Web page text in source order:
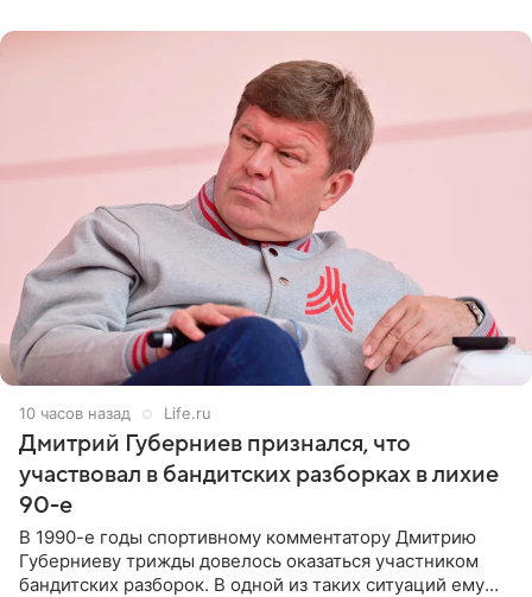
10 часов назад Life.ru
Дмитрий Губерниев признался, что
участвовал в бандитских разборках в лихие
90-е
В 1990-е годы спортивному комментатору Дмитрию
Губерниеву трижды довелось оказаться участником
бандитских разборок. В одной из таких ситуаций ему